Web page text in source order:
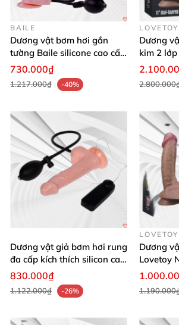
tuyệt đối không sử dụng chungvới
chưa rõ về tình hình sức khỏevà
của người đóđể tránh lây nhiễm
đường tình dụcnhé.
BAILE
Dương vật bơm hơi gắn
tường Baile silicone cao cấp
mềm mại
730.000₫
1.217.000₫ -40%
LOVETOY
Dương
kim 2
thước lớn
Dương vật giả bơm hơi rung
đa cấp kích thích silicon cao
cấp
830.000₫
1.122.000₫ -26%
LOVETOY
Dương
Lovetoy
toàn sức